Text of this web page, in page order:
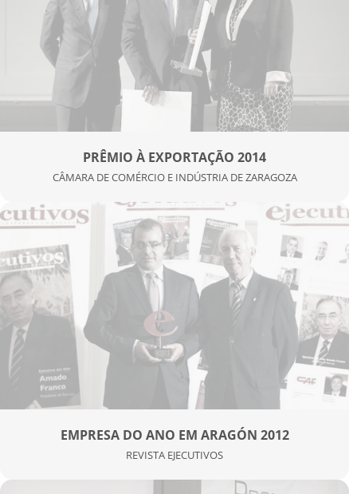
PRÊMIO À EXPORTAÇÃO 2014
CÂMARA DE COMÉRCIO E INDÚSTRIA DE ZARAGOZA
EMPRESA DO ANO EM ARAGÓN 2012
REVISTA EJECUTIVOS